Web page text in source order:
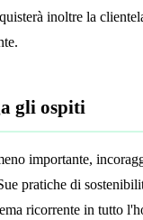
inoltre la
gli ospiti
importante,
pratiche di
ricorrente in tutto